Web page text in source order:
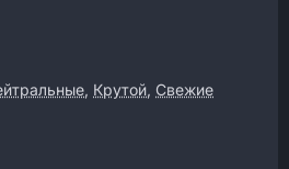
, Крутой, Свежие